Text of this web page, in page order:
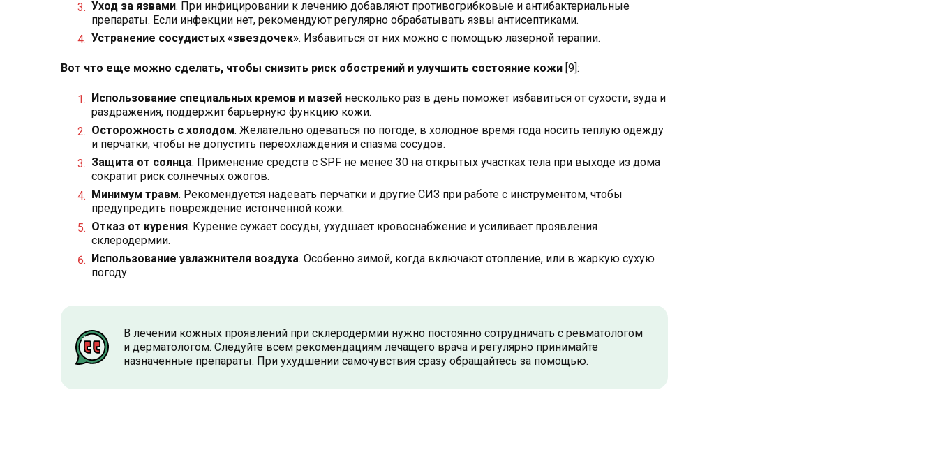
Уход за язвами. При инфицировании к лечению добавляют противогрибковые и антибактериальные
препараты. Если инфекции нет, рекомендуют регулярно обрабатывать язвы антисептиками.
Устранение сосудистых «звездочек». Избавиться от них можно с помощью лазерной терапии.
Вот что еще можно сделать, чтобы снизить риск обострений и улучшить состояние кожи [9]:
Использование специальных кремов и мазей несколько раз в день поможет избавиться от сухости, зуда и
раздражения, поддержит барьерную функцию кожи.
Осторожность с холодом. Желательно одеваться по погоде, в холодное время года носить теплую одежду
и перчатки, чтобы не допустить переохлаждения и спазма сосудов.
Защита от солнца. Применение средств с SPF не менее 30 на открытых участках тела при выходе из дома
сократит риск солнечных ожогов.
Минимум травм. Рекомендуется надевать перчатки и другие СИЗ при работе с инструментом, чтобы
предупредить повреждение истонченной кожи.
Отказ от курения. Курение сужает сосуды, ухудшает кровоснабжение и усиливает проявления
склеродермии.
Использование увлажнителя воздуха. Особенно зимой, когда включают отопление, или в жаркую сухую
погоду.
В лечении кожных проявлений при склеродермии нужно постоянно сотрудничать с ревматологом
и дерматологом. Следуйте всем рекомендациям лечащего врача и регулярно принимайте
назначенные препараты. При ухудшении самочувствия сразу обращайтесь за помощью.